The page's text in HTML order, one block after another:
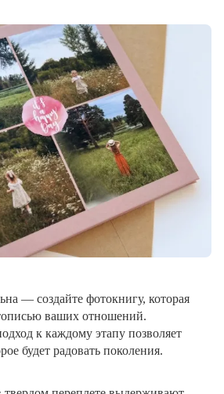
— создайте фотокнигу, которая
ваших отношений.
к каждому этапу позволяет
будет радовать поколения.